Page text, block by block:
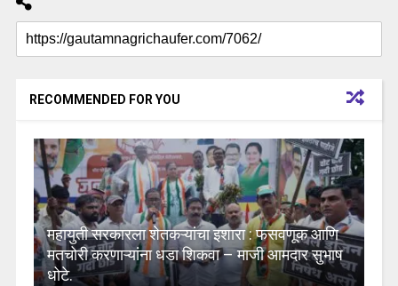
RECOMMENDED FOR YOU
महायुती सरकारला शेतकऱ्यांचा इशारा : फसवणूक आणि
मतचोरी करणाऱ्यांना धडा शिकवा – माजी आमदार सुभाष
धोटे.